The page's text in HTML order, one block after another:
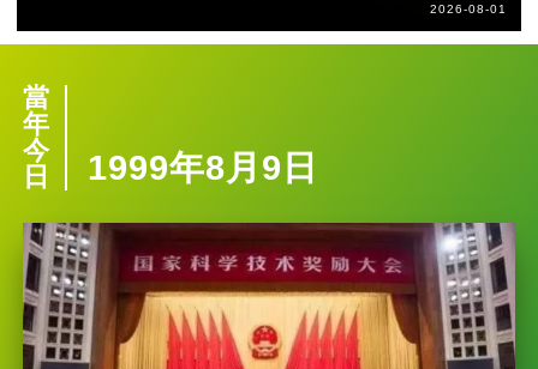
2026-08-01
當
年
今
日
1999年8月9日